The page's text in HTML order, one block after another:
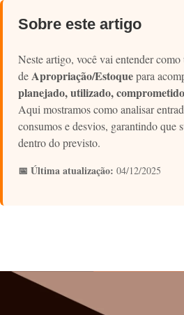
Sobre este artigo
Neste artigo, você vai entender
deApropriação/Estoquepara
planejado, utilizado,
Aqui mostramos como analisar
consumos e desvios, garantindo que
dentro do previsto.
📅 Última atualização: 04/12/2025